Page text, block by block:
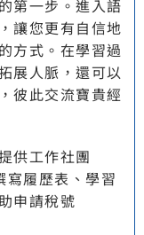
第一步。進入語
讓您更有自信地
方式。在學習過
展人脈，還可以
彼此交流寶貴經
供工作社團
履歷表、學習
申請稅號